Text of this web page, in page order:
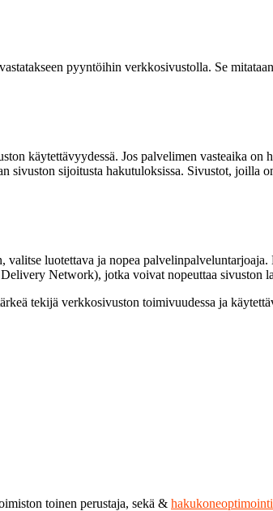
pyyntöihin verkkosivustolla. Se
käytettävyydessä. Jos palvelimen vasteaika
sivuston sijoitusta hakutuloksissa. Sivustot, joilla
valitse luotettava ja nopea
Network), jotka voivat nopeuttaa sivuston
tekijä verkkosivuston toimivuudessa ja
toinen perustaja, sekä & hakukoneoptimointi